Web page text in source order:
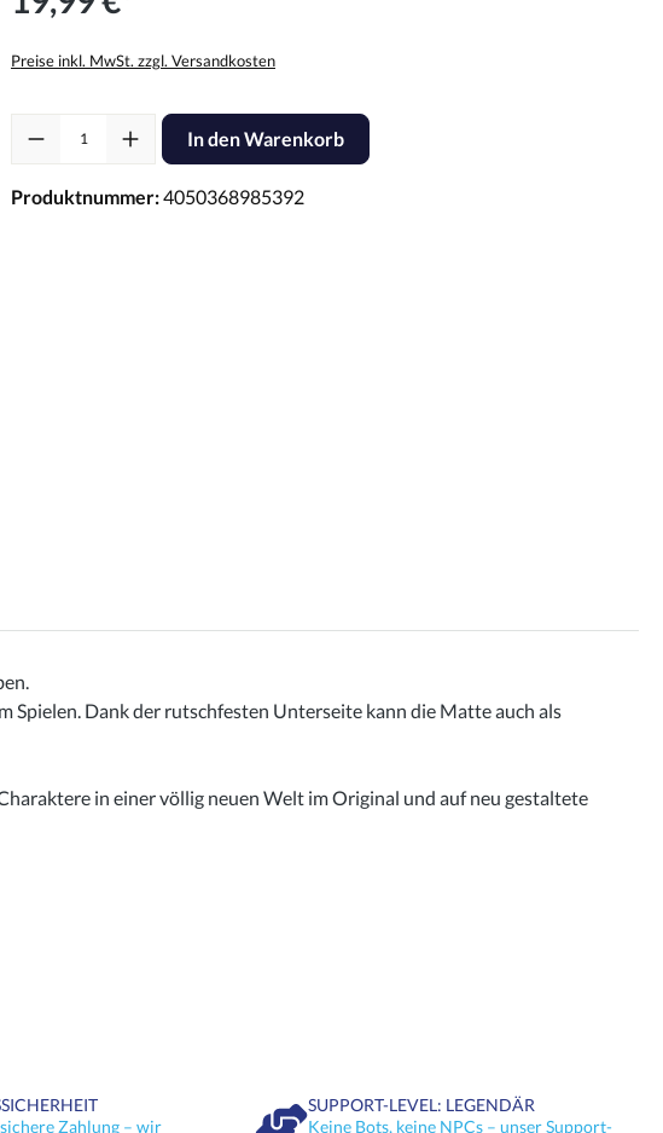
Preise inkl. MwSt. zzgl. Versandkosten
Produkt Anzahl: Gib den gewünschten Wert ein oder benutze die Schaltflächen
In den Warenkorb
Produktnummer:4050368985392
Dank der rutschfesten Unterseite kann die Matte auch als
in einer völlig neuen Welt im Original und auf neu gestaltete
Zahlung – wir
SUPPORT-LEVEL: LEGENDÄR
Keine Bots, keine NPCs – unser Support-